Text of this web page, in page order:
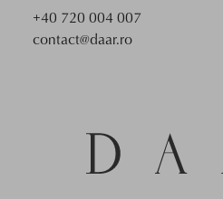
+40 720 004 007
contact@daar.ro